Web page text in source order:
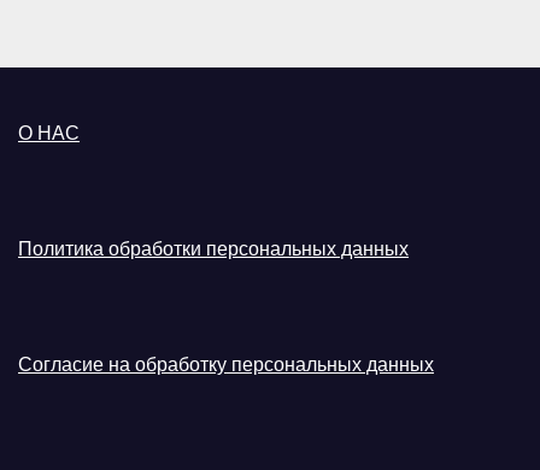
О НАС
Политика обработки персональных данных
Согласие на обработку персональных данных